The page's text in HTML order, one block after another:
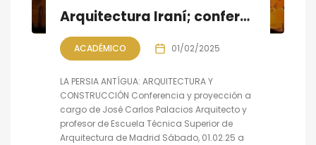
Arquitectura Iraní; conferencia- proyección
ACADÉMICO 01/02/2025
LA PERSIA ANTÍGUA: ARQUITECTURA Y
CONSTRUCCIÓN Conferencia y proyección a
cargo de José Carlos Palacios Arquitecto y
profesor de Escuela Técnica Superior de
Arquitectura de Madrid Sábado, 01.02.25 a